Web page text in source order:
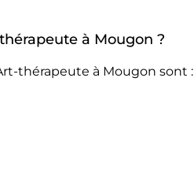
à Mougon ?
thérapeute à Mougon sont :